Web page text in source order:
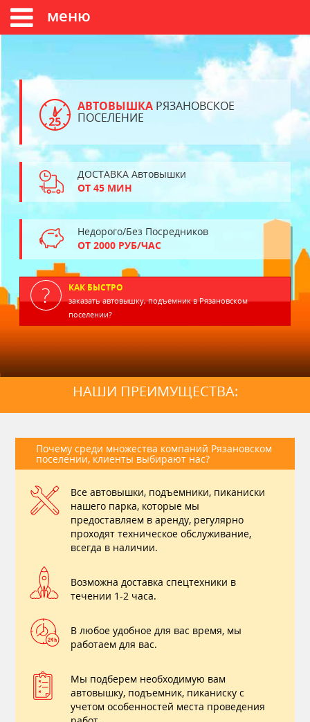
меню
АВТОВЫШКА РЯЗАНОВСКОЕ
ПОСЕЛЕНИЕ
ДОСТАВКА Автовышки
ОТ 45 МИН
Недорого/Без Посредников
ОТ 2000 РУБ/ЧАС
КАК БЫСТРО
заказать автовышку, подъемник в Рязановском
поселении?
НАШИ ПРЕИМУЩЕСТВА:
Почему среди множества компаний Рязановском
поселении, клиенты выбирают нас?
Все автовышки, подъемники, пиканиски
нашего парка, которые мы
предоставляем в аренду, регулярно
проходят техническое обслуживание,
всегда в наличии.
Возможна доставка спецтехники в
течении 1-2 часа.
В любое удобное для вас время, мы
работаем для вас.
Мы подберем необходимую вам
автовышку, подъемник, пиканиску с
учетом особенностей места проведения